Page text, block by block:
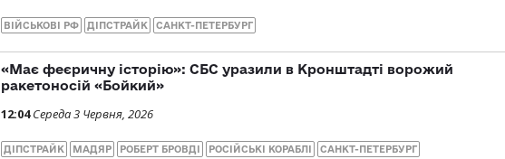
ВІЙСЬКОВІ РФ ДІПСТРАЙК САНКТ-ПЕТЕРБУРГ
«Має феєричну історію»: СБС уразили в Кронштадті ворожий
ракетоносій «Бойкий»
12:04 Середа 3 Червня, 2026
ДІПСТРАЙК МАДЯР РОБЕРТ БРОВДІ РОСІЙСЬКІ КОРАБЛІ САНКТ-ПЕТЕРБУРГ